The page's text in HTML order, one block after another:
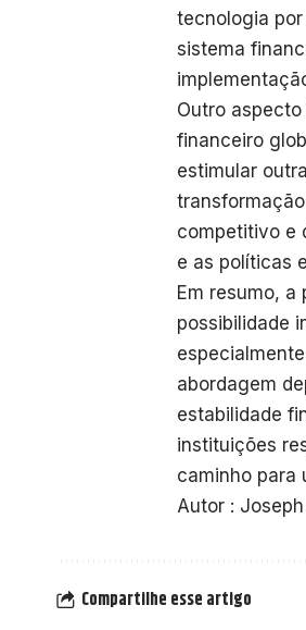
tecnologia
sistema
Outro
financeiro
estimular
competitivo e
e as políticas
Em resumo, a
possibilidade
abordagem
estabilidade
instituições
caminho para
Autor :
Compartilhe esse artigo